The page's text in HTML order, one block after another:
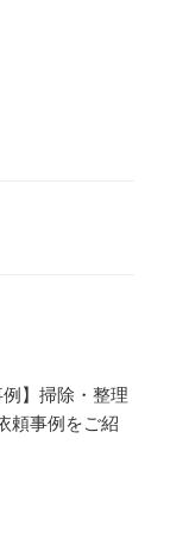
】掃除・整理
頼事例をご紹